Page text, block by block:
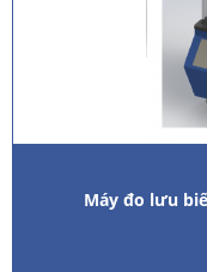
Máy đo lưu